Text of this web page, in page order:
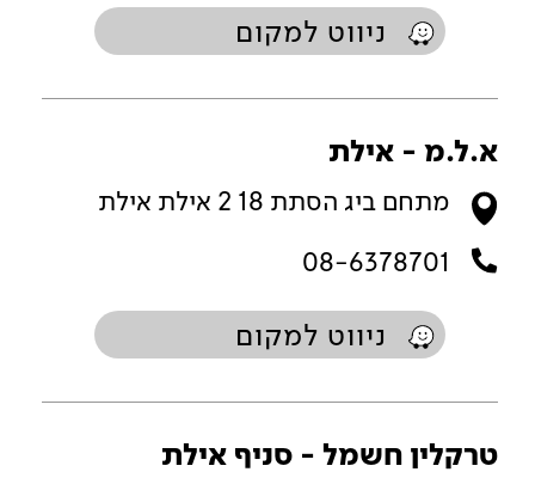
ניווט למקום
א.ל.מ - אילת
מתחם ביג הסתת 18 2 אילת אילת
08-6378701
ניווט למקום
טרקלין חשמל - סניף אילת